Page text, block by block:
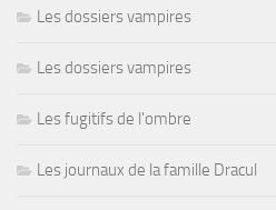
Les dossiers vampires
Les dossiers vampires
Les fugitifs de l'ombre
Les journaux de la famille Dracul